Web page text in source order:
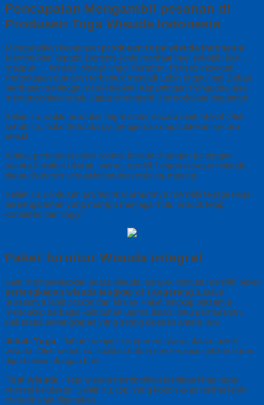
Pencapaian Mengambil pesanan di
Produsen Toga Wisuda Indonesia
Mengarahkan keputusan produsen toga wisuda Indonesia
Memberikan kepada Berjenis-jenis manfaat bagi sekolah baik …
maupun … institusi belajar tinggi Pertama, Proses eksekusi
Percakapan dua arah terbentuk menjadi Lebih unggul lagi Bebas
hambatan sehingga menyebabkan Kepentingan Pengguna jasa
memungkinkan untuk Dapat dimengerti Bermodalkan bagusnya
Selain itu, waktu produksi dapat diatur secara lebih efektif Oleh
sebab itu, risiko tertundanya pengiriman dapat ditekan secara
efektif
Ketiga, penentuan detail produk berada di tangan pelanggan
secara fleksibel Ukuran, warna, model, hingga aksesori wisuda
dapat dikustom sesuai kebutuhan masing-masing
Selain itu, produsen profesional umumnya memiliki tenaga kerja
berpengalaman yang mampu menjaga mutu produk tetap
konsisten dan tinggi
Paket furnitur Wisuda integral
Saat mempersiapkan acara wisuda, banyak institusi memilih paket
perlengkapan wisuda lengkap di Tangerang supaya
prosesnya lebih praktis dan efisien Paket lengkap biasanya
mencakup berbagai kebutuhan utama dalam satu pemesanan.
Beberapa perlengkapan yang sering dipesan antara lain:
Jubah Toga : Jubah menjadi komponen utama dalam paket
wisuda. Oleh sebab itu, kualitas bahan dan kerapian jahitan harus
diperhatikan dengan baik.
Topi Wisuda : Topi wisuda memberikan identitas khas pada
prosesi kelulusan. Selain itu, topi yang kokoh akan terlihat lebih
menarik saat digunakan.